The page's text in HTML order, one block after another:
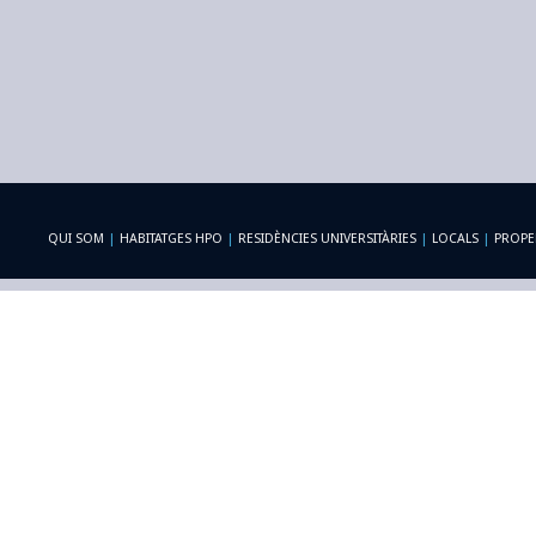
QUI SOM | HABITATGES HPO | RESIDÈNCIES UNIVERSITÀRIES | LOCALS |